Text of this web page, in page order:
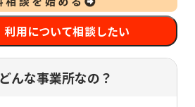
利用について相談したい
んな事業所なの？